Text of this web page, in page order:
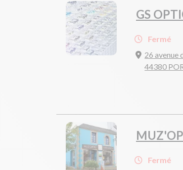
GS
Fermé
26 avenue
44380
Fermé